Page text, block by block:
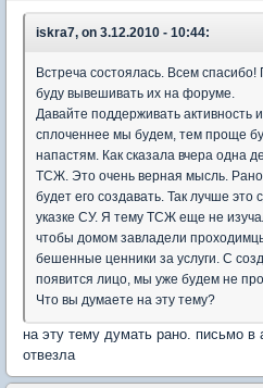
iskra7, on 3.12.2010 - 10:44:
Встреча состоялась. Всем
буду вывешивать их на форуме.
Давайте поддерживать активность
сплоченнее мы будем, тем проще
напастям. Как сказала вчера одна
ТСЖ. Это очень верная мысль.
будет его создавать. Так лучше
указке СУ. Я тему ТСЖ еще не
чтобы домом завладели
бешенные ценники за услуги. С
появится лицо, мы уже будем не
Что вы думаете на эту тему?
на эту тему думать рано. письмо
отвезла